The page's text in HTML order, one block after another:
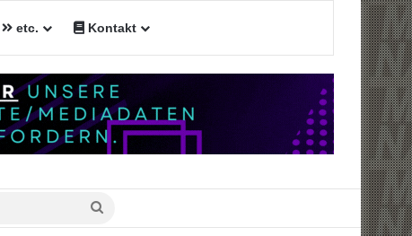
etc. Kontakt